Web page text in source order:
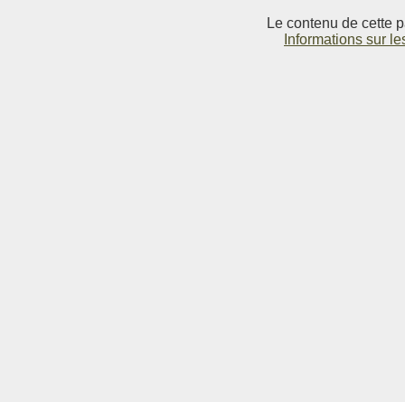
Le contenu de cette
Informations sur